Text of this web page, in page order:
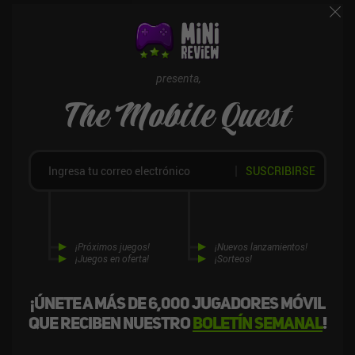
interfaz es sencilla, aunque a algunos no les gusten las numerosas
misiones diarias y los "puntos rojos". Go Go Muffin se monetiza a
través de un pase de batalla, suscripciones e iAPs para obtener
dinero premium con el que desbloquear habilidades, mascotas y
juego se disfruta fácilmente como jugador libre. No es para todo el
mundo, pero es un gran juego para experiencias multijugador
presenta,
The Mobile Quest
¡Únete a más de 6,000 jugadores móvil
que reciben nuestroboletín semanal!
¡Próximos juegos!
¡Juegos en oferta!
¡Nuevos lanzamientos!
¡Sorteos!
SUSCRIBIRSE